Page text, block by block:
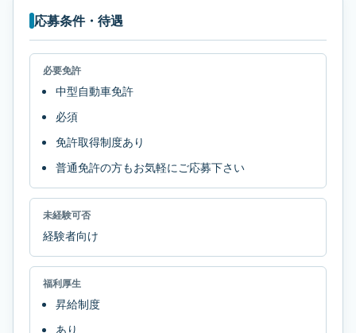
応募条件・待遇
必要免許
中型自動車免許
必須
免許取得制度あり
普通免許の方もお気軽にご応募下さい
未経験可否
経験者向け
福利厚生
昇給制度
あり